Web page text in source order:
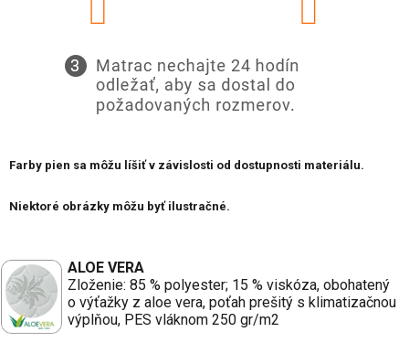
Farby pien sa môžu líšiť v závislosti od dostupnosti materiálu.
Niektoré obrázky môžu byť ilustračné.
ALOE VERA
Zloženie: 85 % polyester; 15 % viskóza, obohatený
o výťažky z aloe vera, poťah prešitý s klimatizačnou
výplňou, PES vláknom 250 gr/m2